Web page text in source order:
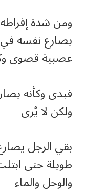
ومن شدة
يصارع نفسه في
عصبية قصوى
فبدى وكأنه
ولكن لا يٌرى
بقي الرجل
طويلة حتى
والوحل والماء